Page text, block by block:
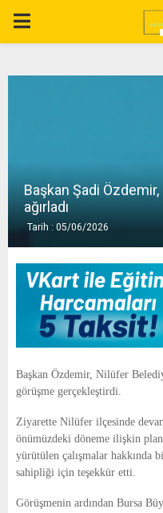
P
A
E
U
Başkan Şadi Özdemir,
ağırladı
Tarih : 05/06/2026
Başkan Özdemir, Nilüfer
görüşme gerçekleştirdi.
Ziyarette Nilüfer ilçesinde
önümüzdeki döneme ilişkin
yürütülen çalışmalar hakkında
sahipliği için teşekkür etti.
Görüşmenin ardından Bursa